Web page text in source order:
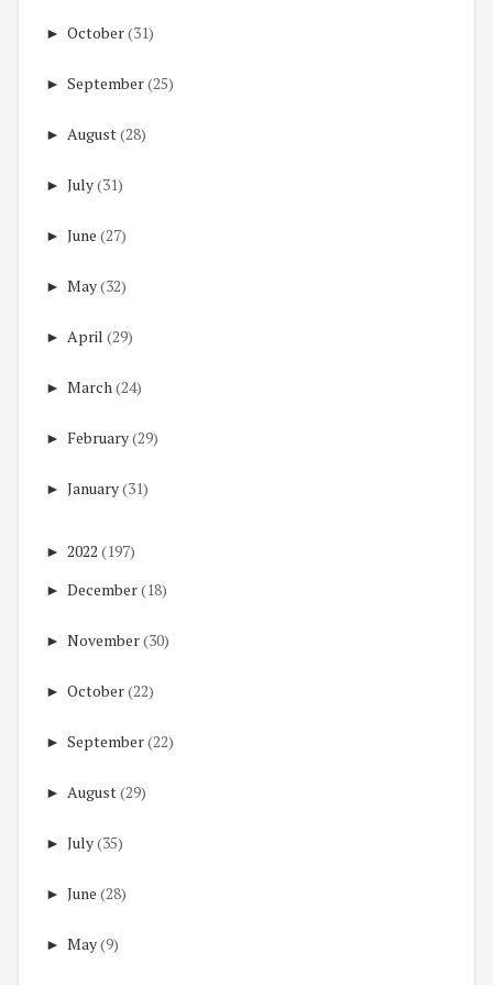
► October(31)
► September(25)
► August(28)
► July(31)
► June (27)
► May(32)
► April (29)
► March(24)
► February(29)
► January(31)
► 2022 (197)
► December(18)
► November(30)
► October(22)
► September(22)
► August(29)
► July(35)
► June (28)
► May(9)